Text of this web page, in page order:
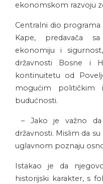
ekonomskom razvoju
Centralni dio
Kape, predavača
ekonomiju i
državnosti Bosne i
kontinuitetu od
mogućim političkim
budućnosti.
– Jako je važno
državnosti. Mislim da
uglavnom poznaju
Istakao je da
historijski karakter, s